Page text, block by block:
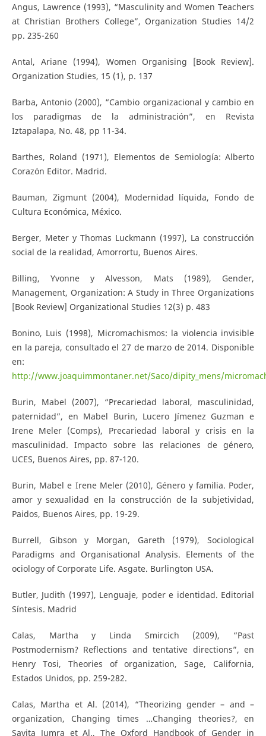
Angus, Lawrence (1993), “Masculinity and Women Teachers
at Christian Brothers College”, Organization Studies 14/2
pp. 235-260
Antal, Ariane (1994), Women Organising [Book Review].
Organization Studies, 15 (1), p. 137
Barba, Antonio (2000), “Cambio organizacional y cambio en
los paradigmas de la administración”, en Revista
Iztapalapa, No. 48, pp 11-34.
Barthes, Roland (1971), Elementos de Semiología: Alberto
Corazón Editor. Madrid.
Bauman, Zigmunt (2004), Modernidad líquida, Fondo de
Cultura Económica, México.
Berger, Meter y Thomas Luckmann (1997), La construcción
social de la realidad, Amorrortu, Buenos Aires.
Billing, Yvonne y Alvesson, Mats (1989), Gender,
Management, Organization: A Study in Three Organizations
[Book Review] Organizational Studies 12(3) p. 483
Bonino, Luis (1998), Micromachismos: la violencia invisible
en la pareja, consultado el 27 de marzo de 2014. Disponible
en:
http://www.joaquimmontaner.net/Saco/dipity_mens/
Burin, Mabel (2007), “Precariedad laboral, masculinidad,
paternidad”, en Mabel Burin, Lucero Jímenez Guzman e
Irene Meler (Comps), Precariedad laboral y crisis en la
masculinidad. Impacto sobre las relaciones de género,
UCES, Buenos Aires, pp. 87-120.
Burin, Mabel e Irene Meler (2010), Género y familia. Poder,
amor y sexualidad en la construcción de la subjetividad,
Paidos, Buenos Aires, pp. 19-29.
Burrell, Gibson y Morgan, Gareth (1979), Sociological
Paradigms and Organisational Analysis. Elements of the
ociology of Corporate Life. Asgate. Burlington USA.
Butler, Judith (1997), Lenguaje, poder e identidad. Editorial
Síntesis. Madrid
Calas, Martha y Linda Smircich (2009), “Past
Postmodernism? Reflections and tentative directions”, en
Henry Tosi, Theories of organization, Sage, California,
Estados Unidos, pp. 259-282.
Calas, Martha et Al. (2014), “Theorizing gender – and –
organization, Changing times …Changing theories?, en
Savita Jumra et Al., The Oxford Handbook of Gender in